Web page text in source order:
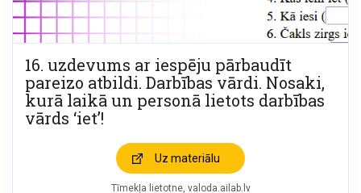
16. uzdevums ar iespēju pārbaudīt
pareizo atbildi. Darbības vārdi. Nosaki,
kurā laikā un personā lietots darbības
vārds ‘iet’!
Uz materiālu
Tīmekļa lietotne valoda.ailab.lv